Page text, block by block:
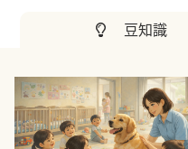
豆知識